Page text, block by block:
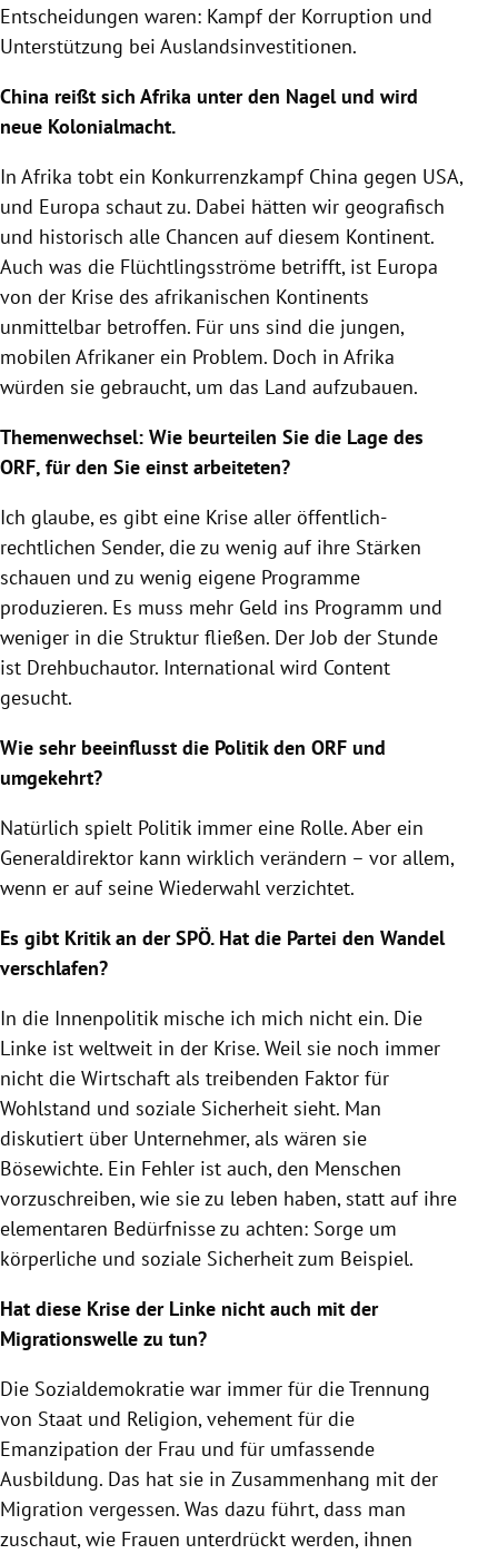
Entscheidungen waren: Kampf der Korruption und
Unterstützung bei Auslandsinvestitionen.
China reißt sich Afrika unter den Nagel und wird
neue Kolonialmacht.
In Afrika tobt ein Konkurrenzkampf China gegen USA,
und Europa schaut zu. Dabei hätten wir geografisch
und historisch alle Chancen auf diesem Kontinent.
Auch was die Flüchtlingsströme betrifft, ist Europa
von der Krise des afrikanischen Kontinents
unmittelbar betroffen. Für uns sind die jungen,
mobilen Afrikaner ein Problem. Doch in Afrika
würden sie gebraucht, um das Land aufzubauen.
Themenwechsel: Wie beurteilen Sie die Lage des
ORF, für den Sie einst arbeiteten?
Ich glaube, es gibt eine Krise aller öffentlich-
rechtlichen Sender, die zu wenig auf ihre Stärken
schauen und zu wenig eigene Programme
produzieren. Es muss mehr Geld ins Programm und
weniger in die Struktur fließen. Der Job der Stunde
ist Drehbuchautor. International wird Content
gesucht.
Wie sehr beeinflusst die Politik den ORF und
umgekehrt?
Natürlich spielt Politik immer eine Rolle. Aber ein
Generaldirektor kann wirklich verändern – vor allem,
wenn er auf seine Wiederwahl verzichtet.
Es gibt Kritik an derSPÖ. Hat die Partei den Wandel
verschlafen?
In die Innenpolitik mische ich mich nicht ein. Die
Linke ist weltweit in der Krise. Weil sie noch immer
nicht die Wirtschaft als treibenden Faktor für
Wohlstand und soziale Sicherheit sieht. Man
diskutiert über Unternehmer, als wären sie
Bösewichte. Ein Fehler ist auch, den Menschen
vorzuschreiben, wie sie zu leben haben, statt auf ihre
elementaren Bedürfnisse zu achten: Sorge um
körperliche und soziale Sicherheit zum Beispiel.
Hat diese Krise der Linke nicht auch mit der
Migrationswelle zu tun?
Die Sozialdemokratie war immer für die Trennung
von Staat und Religion, vehement für die
Emanzipation der Frau und für umfassende
Ausbildung. Das hat sie in Zusammenhang mit der
Migration vergessen. Was dazu führt, dass man
zuschaut, wie Frauen unterdrückt werden, ihnen